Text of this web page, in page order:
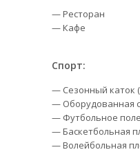
— Ресторан
— Кафе
Спорт:
— Сезонный каток
— Оборудованная
— Футбольное поле
— Баскетбольная
— Волейбольная